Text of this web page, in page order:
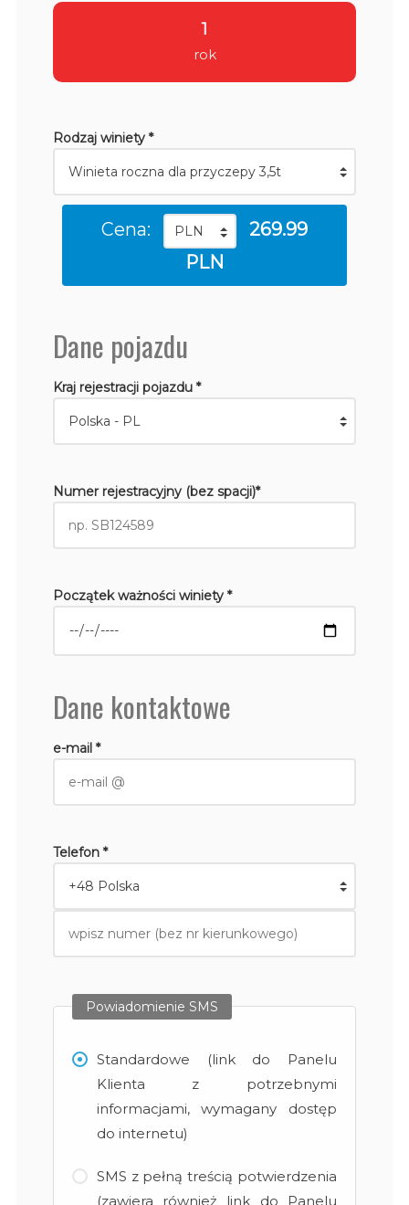
1
rok
Rodzaj winiety *
Cena:
269.99
PLN
Dane pojazdu
Kraj rejestracji pojazdu *
Numer rejestracyjny (bez spacji)*
Początek ważności winiety *
Dane kontaktowe
e-mail *
Telefon *
Powiadomienie SMS
Standardowe (link do Panelu
Klienta z potrzebnymi
informacjami, wymagany dostęp
do internetu)
SMS z pełną treścią potwierdzenia
(zawiera również link do Panelu